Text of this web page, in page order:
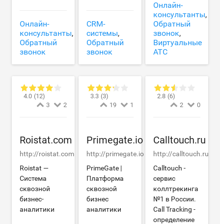
Онлайн-
консультанты,
Обратный
звонок
CRM-
системы,
Обратный
звонок
Онлайн-
консультанты,
Обратный
звонок,
Виртуальные
АТС
4.0 (12)
3
2
Roistat.com
http://roistat.com
Roistat —
Система
сквозной
бизнес-
аналитики
3.3 (3)
19
1
Primegate.io
http://primegate.io
PrimeGate |
Платформа
сквозной
бизнес
аналитики
2.8 (6)
2
0
Calltouch.ru
http://calltouch.ru
Calltouch -
сервис
коллтрекинга
№1 в России.
Call Tracking -
определение